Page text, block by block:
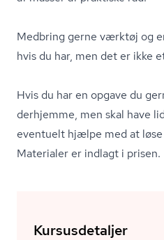
Medbring gerne værktøj og
hvis du har, men det er ikke
Hvis du har en opgave du
derhjemme, men skal have
eventuelt hjælpe med at løse
Materialer er indlagt i prisen.
Kursusdetaljer